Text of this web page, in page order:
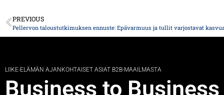
PREVIOUS
Pellervon taloustutkimuksen ennuste: Epävarmuus ja tullit varjostavat
LIIKE-ELÄMÄN AJANKOHTAISET ASIAT B2B-MAAILMASTA
Business to Business